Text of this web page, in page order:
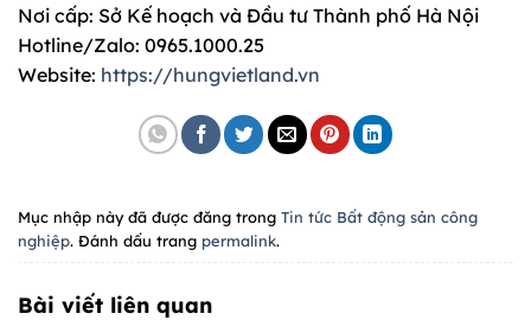
Nơi cấp: Sở Kế hoạch và Đầu tư Thành phố Hà Nội
Hotline/Zalo: 0965.1000.25
Website: https://hungvietland.vn
Mục nhập này đã được đăng trong Tin tức Bất động sản công
nghiệp. Đánh dấu trang permalink.
Bài viết liên quan